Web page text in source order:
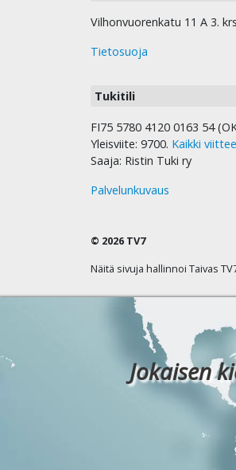
Vilhonvuorenkatu 11 A 3.
Tietosuoja
Tukitili
FI75 5780 4120 0163 54
Yleisviite: 9700. Kaikki
Saaja: Ristin Tuki ry
Palvelunkuvaus
© 2026 TV7
Näitä sivuja hallinnoi Taivas
Jokaisen